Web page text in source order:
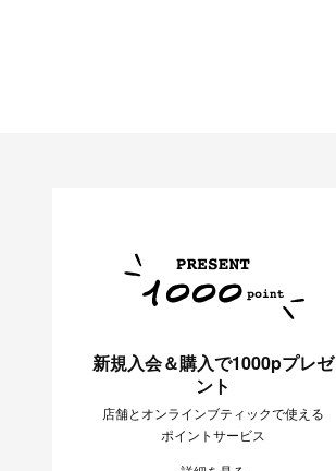
新規入会＆購入で1000pプレゼ
ント
店舗とオンラインブティックで使える
ポイントサービス